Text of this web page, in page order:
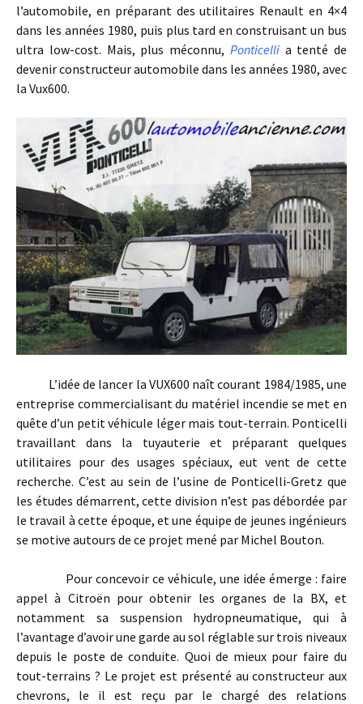
l’automobile, en préparant des utilitaires Renault en 4×4
dans les années 1980, puis plus tard en construisant un bus
ultra low-cost. Mais, plus méconnu, Ponticellia tenté de
devenir constructeur automobile dans les années 1980, avec
la Vux600.
L’idée de lancer la VUX600 naît courant 1984/1985, une
entreprise commercialisant du matériel incendie se met en
quête d’un petit véhicule léger mais tout-terrain. Ponticelli
travaillant dans la tuyauterie et préparant quelques
utilitaires pour des usages spéciaux, eut vent de cette
recherche. C’est au sein de l’usine de Ponticelli-Gretz que
les études démarrent, cette division n’est pas débordée par
le travail à cette époque, et une équipe de jeunes ingénieurs
se motive autours de ce projet mené par Michel Bouton.
Pour concevoir ce véhicule, une idée émerge : faire
appel à Citroën pour obtenir les organes de la BX, et
notamment sa suspension hydropneumatique, qui à
l’avantage d’avoir une garde au sol réglable sur trois niveaux
depuis le poste de conduite. Quoi de mieux pour faire du
tout-terrains ? Le projet est présenté au constructeur aux
chevrons, le il est reçu par le chargé des relations